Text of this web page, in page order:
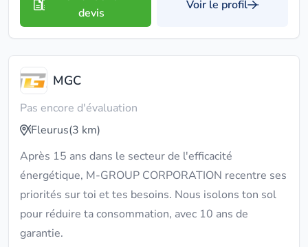
devis
Voir le profil
MGC
Pas encore d'évaluation
Fleurus(3 km)
Après 15 ans dans le secteur de l'efficacité
énergétique, M-GROUP CORPORATION recentre ses
priorités sur toi et tes besoins. Nous isolons ton sol
pour réduire ta consommation, avec 10 ans de
garantie.